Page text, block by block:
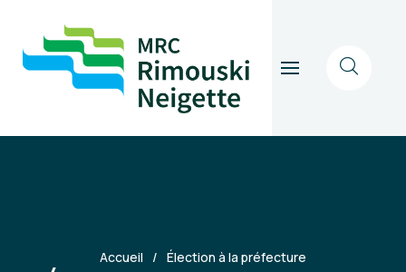
Accueil Élection à la préfecture